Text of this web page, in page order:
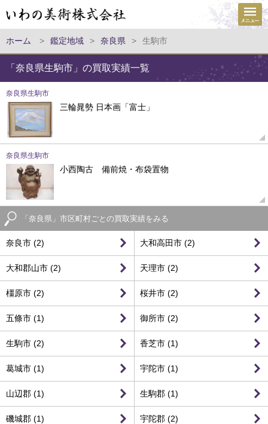
ホーム > 鑑定地域 > 奈良県 > 生駒市
「奈良県生駒市」の買取実績一覧
奈良県生駒市
三輪晁勢 日本画「富士」
奈良県生駒市
小西陶古 備前焼・布袋置物
「奈良県」市区町村ごとの買取実績をみる
奈良市 (2) 大和高田市 (2)
大和郡山市 (2) 天理市 (2)
橿原市 (2) 桜井市 (2)
五條市 (1) 御所市 (2)
生駒市 (2) 香芝市 (1)
葛城市 (1) 宇陀市 (1)
山辺郡 (1) 生駒郡 (1)
磯城郡 (1) 宇陀郡 (2)